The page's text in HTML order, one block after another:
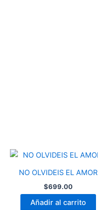
NO OLVIDEIS EL AMOR
$699.00
Añadir al carrito